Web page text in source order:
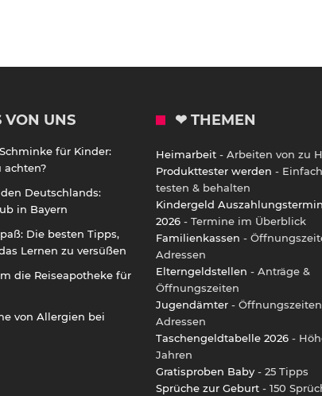
VON UNS
für Kinder:
achten?
Deutschlands:
in Bayern
Die besten Tipps,
Lernen zu versüßen
die Reiseapotheke für
von Allergien bei
❤ THEMEN
Heimarbeit - Arbeiten von zu
Produkttester werden - Einfach
testen & behalten
Kindergeld
2026 - Termine im Überblick
Familienkassen -
Adressen
Elterngeldstellen - Anträge &
Öffnungszeiten
Jugendämter -
Adressen
Taschengeldtabelle 2026 -
Jahren
Gratisproben Baby - 25 Tipps
Sprüche zur Geburt - 150